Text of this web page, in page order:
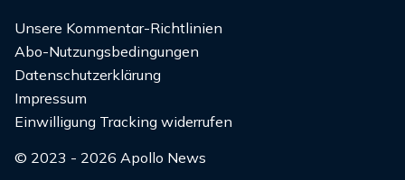
Unsere Kommentar-Richtlinien
Abo-Nutzungsbedingungen
Datenschutzerklärung
Impressum
Einwilligung Tracking widerrufen
© 2023 - 2026 Apollo News